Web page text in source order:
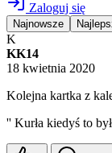
Zaloguj się
Najnowsze
K
KK14
18 kwietnia 2020
Kolejna kartka z
'' Kurła kiedyś to